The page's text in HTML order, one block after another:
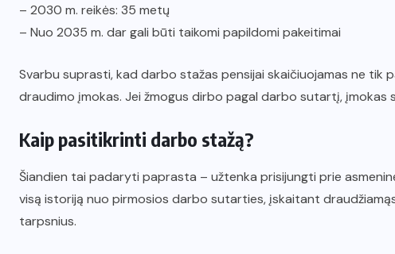
– 2030 m. reikės: 35 metų
– Nuo 2035 m. dar gali būti taikomi papildomi pakeitimai
Svarbu suprasti, kad darbo stažas pensijai skaičiuojamas ne tik
draudimo įmokas. Jei žmogus dirbo pagal darbo sutartį, įmokas
Kaip pasitikrinti darbo stažą?
Šiandien tai padaryti paprasta – užtenka prisijungti prie
visą istoriją nuo pirmosios darbo sutarties, įskaitant
tarpsnius.